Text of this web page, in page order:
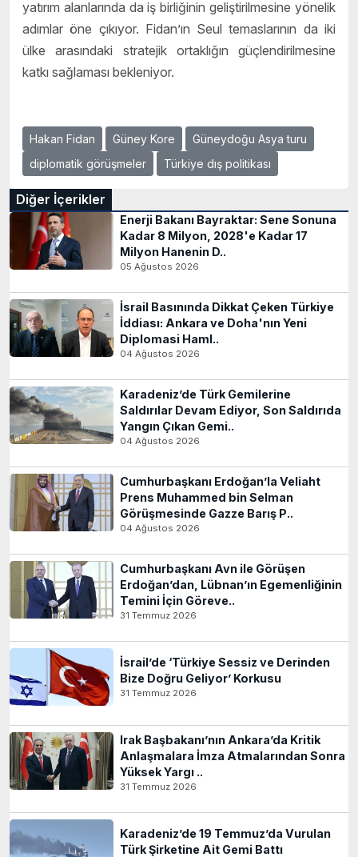
yatırım alanlarında da iş birliğinin geliştirilmesine yönelik
adımlar öne çıkıyor. Fidan’ın Seul temaslarının da iki
ülke arasındaki stratejik ortaklığın güçlendirilmesine
katkı sağlaması bekleniyor.
Hakan Fidan Güney Kore
Güneydoğu Asya turu
diplomatik görüşmeler
Türkiye dış politikası
Diğer İçerikler
Enerji Bakanı Bayraktar: Sene Sonuna
Kadar 8 Milyon, 2028'e Kadar 17
Milyon Hanenin D..
05 Ağustos 2026
İsrail Basınında Dikkat Çeken Türkiye
İddiası: Ankara ve Doha'nın Yeni
Diplomasi Haml..
04 Ağustos 2026
Karadeniz’de Türk Gemilerine
Saldırılar Devam Ediyor, Son Saldırıda
Yangın Çıkan Gemi..
04 Ağustos 2026
Cumhurbaşkanı Erdoğan’la Veliaht
Prens Muhammed bin Selman
Görüşmesinde Gazze Barış P..
04 Ağustos 2026
Cumhurbaşkanı Avn ile Görüşen
Erdoğan’dan, Lübnan’ın Egemenliğinin
Temini İçin Göreve..
31 Temmuz 2026
İsrail’de ‘Türkiye Sessiz ve Derinden
Bize Doğru Geliyor’ Korkusu
31 Temmuz 2026
Irak Başbakanı’nın Ankara’da Kritik
Anlaşmalara İmza Atmalarından Sonra
Yüksek Yargı ..
31 Temmuz 2026
Karadeniz’de 19 Temmuz’da Vurulan
Türk Şirketine Ait Gemi Battı